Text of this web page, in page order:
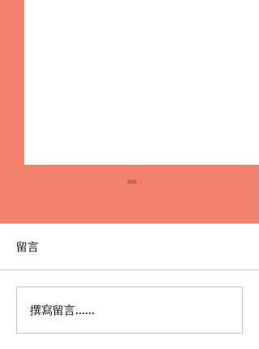
Premier English
Speaking Criminal
留言
撰寫留言......